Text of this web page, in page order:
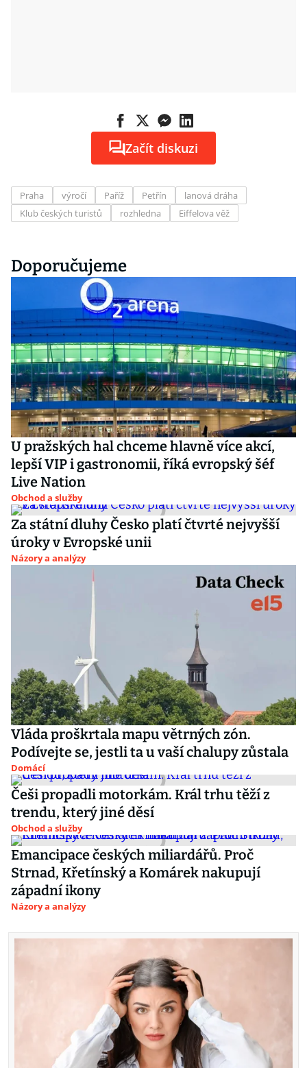
Začít diskuzi
Praha výročí Paříž Petřín
lanová dráha
Klub českých turistů
rozhledna Eiffelova věž
Doporučujeme
U pražských hal chceme hlavně více akcí,
lepší VIP i gastronomii, říká evropský šéf
Live Nation
Obchod a služby
Za státní dluhy Česko platí čtvrté nejvyšší
úroky v Evropské unii
Názory a analýzy
Vláda proškrtala mapu větrných zón.
Podívejte se, jestli ta u vaší chalupy zůstala
Domácí
Češi propadli motorkám. Král trhu těží z
trendu, který jiné děsí
Obchod a služby
Emancipace českých miliardářů. Proč
Strnad, Křetínský a Komárek nakupují
západní ikony
Názory a analýzy